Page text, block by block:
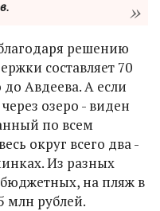
.
решению
составляет 70
Авдеева. А если
озеро - виден
по всем
округ всего два -
Из разных
на пляж в
млн рублей.